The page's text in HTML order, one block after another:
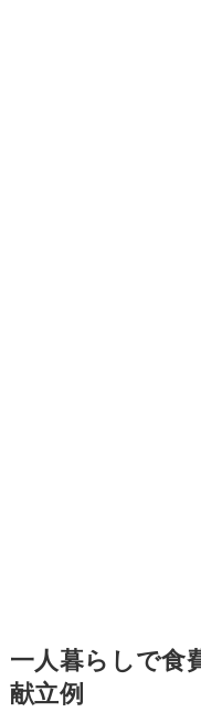
一人暮らしで食
献立例